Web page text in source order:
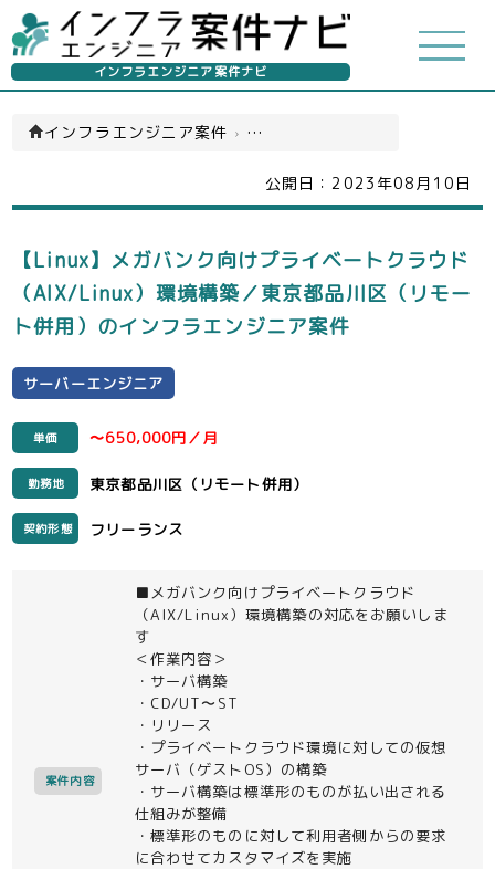
インフラエンジニア案件ナビ
インフラエンジニア案件 › サーバーエンジニア(一覧)
公開日： 2023年08月10日
【Linux】メガバンク向けプライベートクラウド
（AIX/Linux）環境構築／東京都品川区（リモー
ト併用）のインフラエンジニア案件
サーバーエンジニア
単価 〜650,000円／月
勤務地 東京都品川区（リモート併用）
契約形態 フリーランス
案件内容
■メガバンク向けプライベートクラウド
（AIX/Linux）環境構築の対応をお願いしま
す
＜作業内容＞
・サーバ構築
・CD/UT〜ST
・リリース
・プライベートクラウド環境に対しての仮想
サーバ（ゲストOS）の構築
・サーバ構築は標準形のものが払い出される
仕組みが整備
・標準形のものに対して利用者側からの要求
に合わせてカスタマイズを実施